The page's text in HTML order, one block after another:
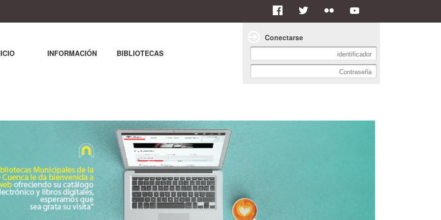
INFORMACIÓN BIBLIOTECAS
Conectarse